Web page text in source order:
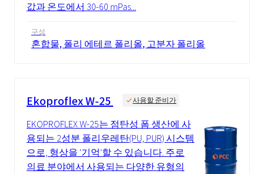
값과 온도에서 30-60 mPas...
구성
혼합물, 폴리 에테르 폴리올, 고분자 폴리올
Ekoproflex W-25 사용할 준비가
EKOPROFLEX W-25는 점탄성 폼 생산에 사
용되는 2성분 폴리우레탄(PU, PUR) 시스템
으로, 형상을 '기억'할 수 있습니다. 주로
의료 분야에서 사용되는 다양한 유형의